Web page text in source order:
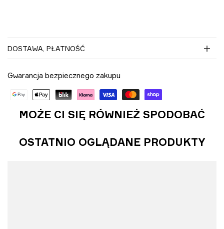
DOSTAWA, PŁATNOŚĆ
Gwarancja bezpiecznego zakupu
MOŻE CI SIĘ RÓWNIEŻ SPODOBAĆ
OSTATNIO OGLĄDANE PRODUKTY